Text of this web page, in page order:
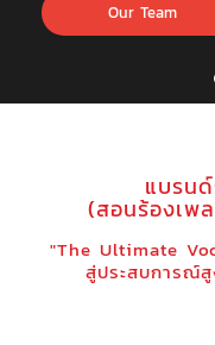
Our Team
แบรน
(สอนร้องเพ
"The Ultimate
สู่ประสบการณ์